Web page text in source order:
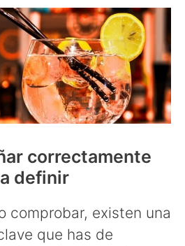
correctamente
definir
comprobar, existen una
que has de